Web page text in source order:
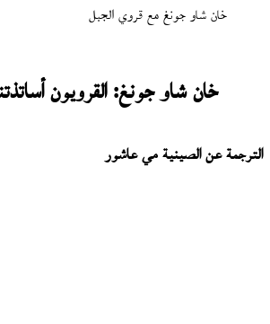
خان شاو جونغ مع قروي الجبل
خان شاو جونغ: القرويون
الترجمة عن الصينية مي عاشور